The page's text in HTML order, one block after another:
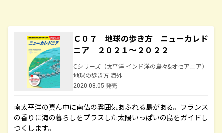
Ｃ０７ 地球の歩き方 ニューカレド
ニア ２０２１～２０２２
Cシリーズ（太平洋 インド洋の島々&オセアニア）
地球の歩き方 海外
2020.08.05 発売
南太平洋の真ん中に南仏の雰囲気あふれる島がある。フランス
の香りに海の暮らしをプラスした太陽いっぱいの島をガイドし
つくします。